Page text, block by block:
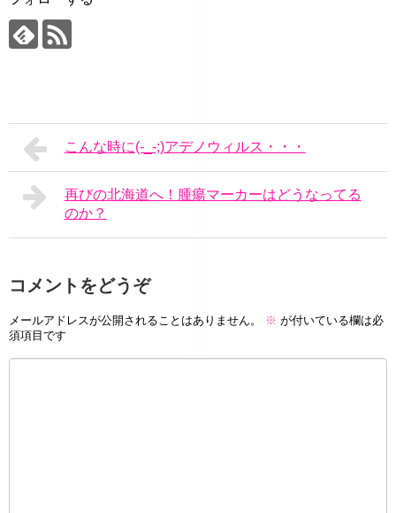
こんな時に(-_-;)アデノウィルス・・・
再びの北海道へ！腫瘍マーカーはどうなってる
のか？
コメントをどうぞ
メールアドレスが公開されることはありません。 ※ が付いている欄は必
須項目です